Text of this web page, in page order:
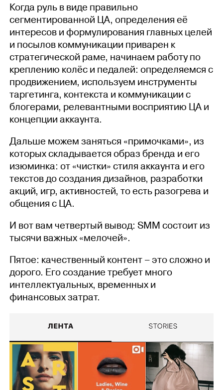
Когда руль в виде правильно
сегментированной ЦА, определения её
интересов и формулирования главных целей
и посылов коммуникации приварен к
стратегической раме, начинаем работу по
креплению колёс и педалей: определяемся с
продвижением, используем инструменты
таргетинга, контекста и коммуникации с
блогерами, релевантными восприятию ЦА и
концепции аккаунта.
Дальше можем заняться «примочками», из
которых складывается образ бренда и его
изюминка: от «чистки» стиля аккаунта и его
текстов до создания дизайнов, разработки
акций, игр, активностей, то есть разогрева и
общения с ЦА.
И вот вам четвертый вывод: SMM состоит из
тысячи важных «мелочей».
Пятое: качественный контент – это сложно и
дорого. Его создание требует много
интеллектуальных, временных и
финансовых затрат.